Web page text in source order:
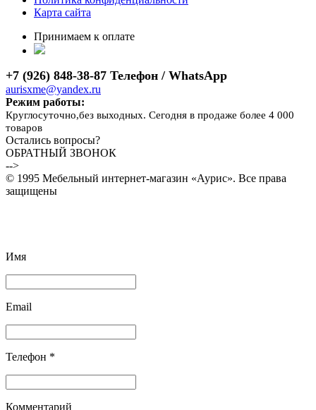
Карта сайта
Принимаем к оплате
+7 (926) 848-38-87 Телефон / WhatsApp
aurisxme@yandex.ru
Режим работы:
Круглосуточно,без выходных. Сегодня в продаже более 4 000
товаров
Остались вопросы?
ОБРАТНЫЙ ЗВОНОК
-->
© 1995 Мебельный интернет-магазин «Аурис». Все права
защищены
Имя
Email
Телефон *
Комментарий